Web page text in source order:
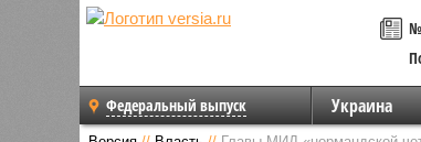
Федеральный выпуск Украина